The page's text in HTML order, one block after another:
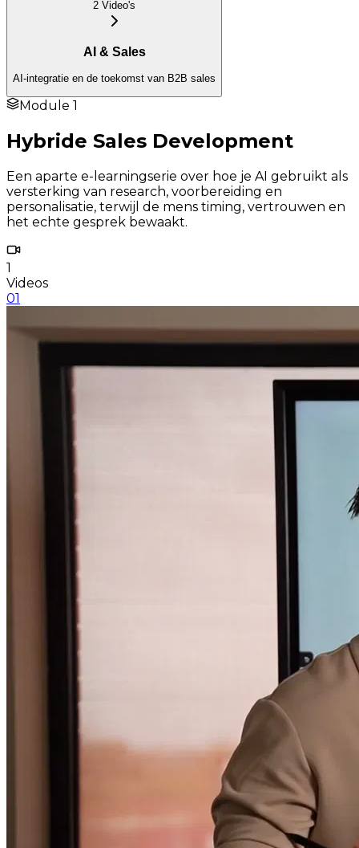
2 Video's
AI & Sales
AI-integratie en de toekomst van B2B sales
Module 1
Hybride Sales Development
Een aparte e-learningserie over hoe je AI gebruikt als
versterking van research, voorbereiding en
personalisatie, terwijl de mens timing, vertrouwen en
het echte gesprek bewaakt.
1
Videos
01